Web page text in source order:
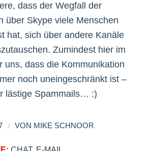
dass der Wegfall der
über Skype viele Menschen
hat, sich über andere Kanäle
Zumindest hier im
uns, dass die Kommunikation
noch uneingeschränkt ist –
lästige Spammails… :)
/ VON MIKE SCHNOOR